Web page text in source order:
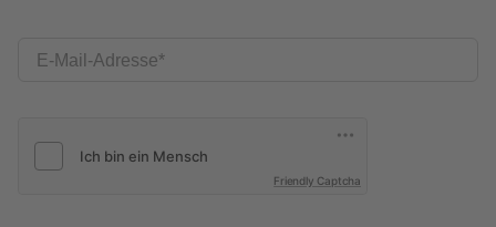
E-Mail-Adresse
Friendly Captcha